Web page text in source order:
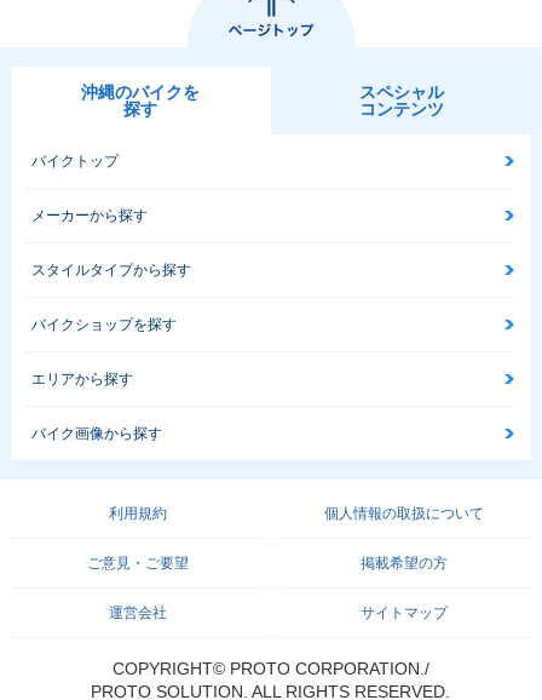
沖縄のバイクを
探す
スペシャル
コンテンツ
バイクトップ
メーカーから探す
スタイルタイプから探す
バイクショップを探す
エリアから探す
バイク画像から探す
利用規約 個人情報の取扱について
ご意見・ご要望 掲載希望の方
運営会社 サイトマップ
COPYRIGHT© PROTO CORPORATION./
PROTO SOLUTION. ALL RIGHTS RESERVED.